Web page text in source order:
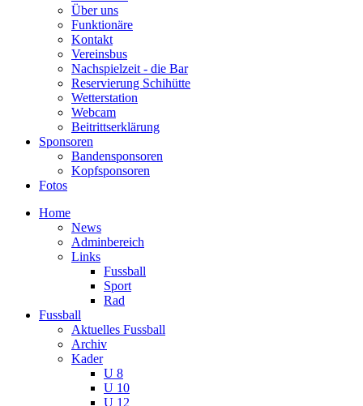
Über uns
Funktionäre
Kontakt
Vereinsbus
Nachspielzeit - die Bar
Reservierung Schihütte
Wetterstation
Webcam
Beitrittserklärung
Sponsoren
Bandensponsoren
Kopfsponsoren
Fotos
Home
News
Adminbereich
Links
Fussball
Sport
Rad
Fussball
Aktuelles Fussball
Archiv
Kader
U 8
U 10
U 12